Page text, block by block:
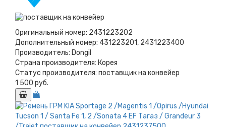
Оригинальный номер: 2431223202
Дополнительный номер: 431223201, 2431223400
Производитель: Dongil
Страна производителя: Корея
Статус производителя: поставщик на конвейер
1 500 руб.